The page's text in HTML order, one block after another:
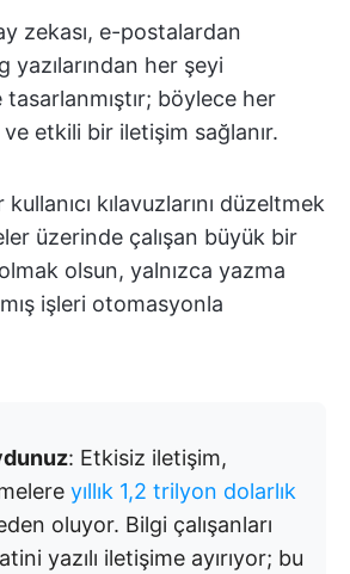
zekası, e-postalardan
yazılarından her şeyi
böylece her
etkili bir iletişim sağlanır.
kılavuzlarını düzeltmek
üzerinde çalışan büyük bir
olsun, yalnızca yazma
işleri otomasyonla
: Etkisiz iletişim,
yıllık 1,2 trilyon dolarlık
oluyor. Bilgi çalışanları
yazılı iletişime ayırıyor; bu